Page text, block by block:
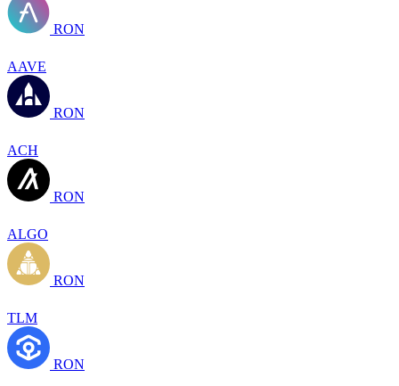
RON
AAVE
RON
ACH
RON
ALGO
RON
TLM
RON